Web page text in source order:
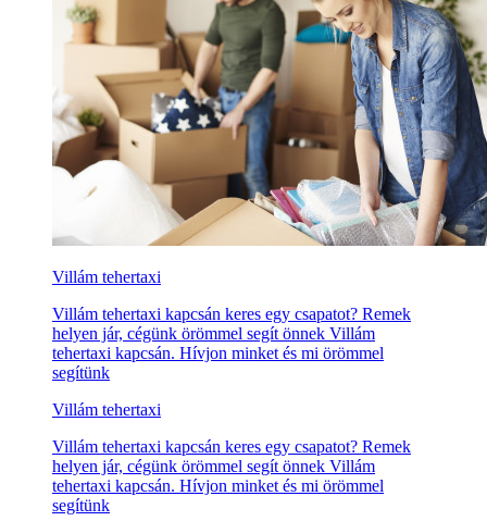
Villám tehertaxi
Villám tehertaxi kapcsán keres egy csapatot? Remek
helyen jár, cégünk örömmel segít önnek Villám
tehertaxi kapcsán. Hívjon minket és mi örömmel
segítünk
Villám tehertaxi
Villám tehertaxi kapcsán keres egy csapatot? Remek
helyen jár, cégünk örömmel segít önnek Villám
tehertaxi kapcsán. Hívjon minket és mi örömmel
segítünk